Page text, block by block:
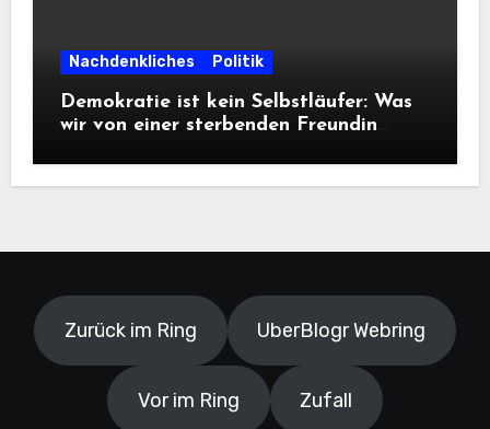
Nachdenkliches Politik
Demokratie ist kein Selbstläufer: Was
wir von einer sterbenden Freundin
Zurück im Ring UberBlogr Webring
Vor im Ring Zufall